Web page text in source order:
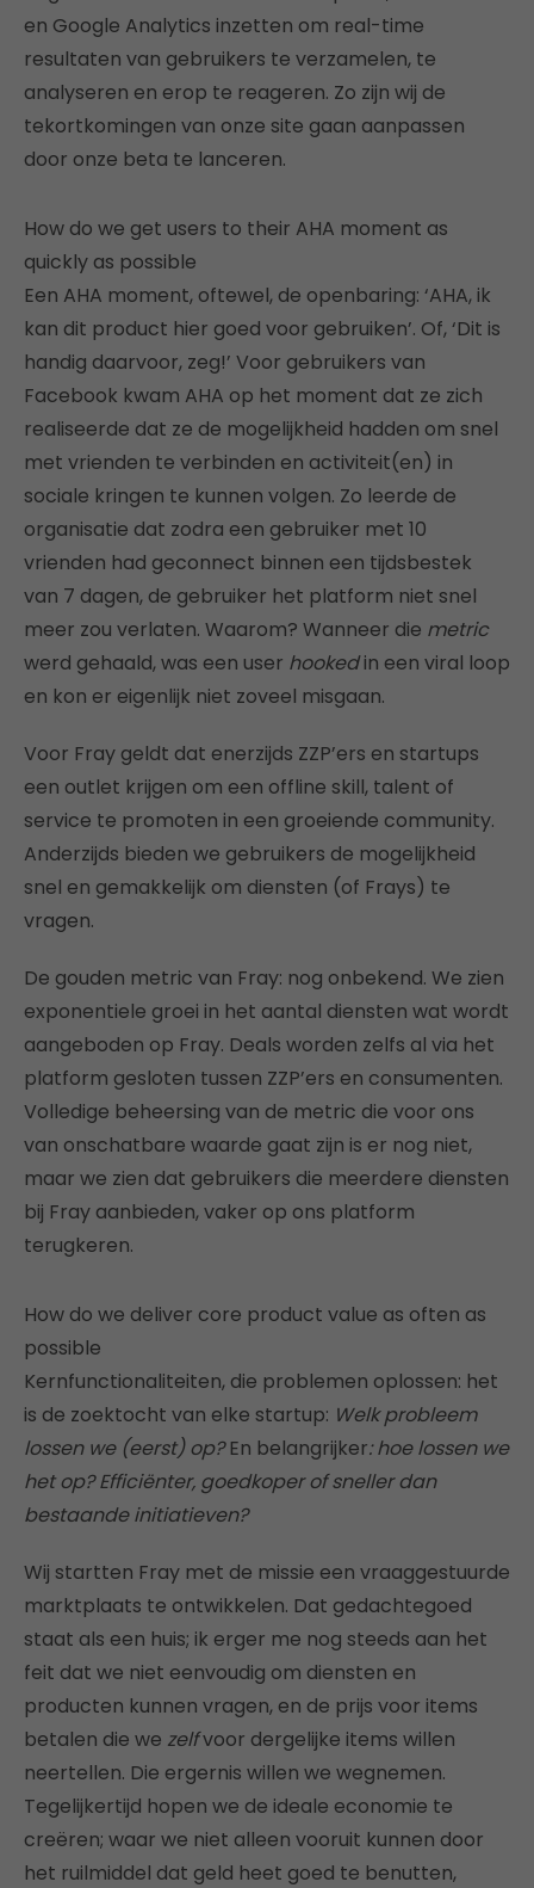
en Google Analytics inzetten om real-time
resultaten van gebruikers te verzamelen, te
analyseren en erop te reageren. Zo zijn wij de
tekortkomingen van onze site gaan aanpassen
door onze beta te lanceren.
How do we get users to their AHA moment as
quickly as possible
Een AHA moment, oftewel, de openbaring: ‘AHA, ik
kan dit product hier goed voor gebruiken’. Of, ‘Dit is
handig daarvoor, zeg!’ Voor gebruikers van
Facebook kwam AHA op het moment dat ze zich
realiseerde dat ze de mogelijkheid hadden om snel
met vrienden te verbinden en activiteit(en) in
sociale kringen te kunnen volgen. Zo leerde de
organisatie dat zodra een gebruiker met 10
vrienden had geconnect binnen een tijdsbestek
van 7 dagen, de gebruiker het platform niet snel
meer zou verlaten. Waarom? Wanneer die metric
werd gehaald, was een user hookedin een viral loop
en kon er eigenlijk niet zoveel misgaan.
Voor Fray geldt dat enerzijds ZZP’ers en startups
een outlet krijgen om een offline skill, talent of
service te promoten in een groeiende community.
Anderzijds bieden we gebruikers de mogelijkheid
snel en gemakkelijk om diensten (of Frays) te
vragen.
De gouden metric van Fray: nog onbekend. We zien
exponentiele groei in het aantal diensten wat wordt
aangeboden op Fray. Deals worden zelfs al via het
platform gesloten tussen ZZP’ers en consumenten.
Volledige beheersing van de metric die voor ons
van onschatbare waarde gaat zijn is er nog niet,
maar we zien dat gebruikers die meerdere diensten
bij Fray aanbieden, vaker op ons platform
terugkeren.
How do we deliver core product value as often as
possible
Kernfunctionaliteiten, die problemen oplossen: het
is de zoektocht van elke startup: Welk probleem
lossen we (eerst) op?En belangrijker: hoe lossen we
het op? Efficiënter, goedkoper of sneller dan
bestaande initiatieven?
Wij startten Fray met de missie een vraaggestuurde
marktplaats te ontwikkelen. Dat gedachtegoed
staat als een huis; ik erger me nog steeds aan het
feit dat we niet eenvoudig om diensten en
producten kunnen vragen, en de prijs voor items
betalen die we zelfvoor dergelijke items willen
neertellen. Die ergernis willen we wegnemen.
Tegelijkertijd hopen we de ideale economie te
creëren; waar we niet alleen vooruit kunnen door
het ruilmiddel dat geld heet goed te benutten,